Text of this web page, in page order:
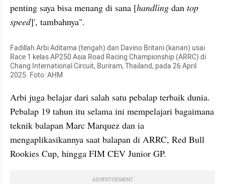
penting saya bisa menang di sana [handling dan top
speed]', tambahnya".
Fadillah Arbi Aditama (tengah) dan Davino Britani (kanan) usai
Race 1 kelas AP250 Asia Road Racing Championship (ARRC) di
Chang International Circuit, Buriram, Thailand, pada 26 April
2025. Foto: AHM
Arbi juga belajar dari salah satu pebalap terbaik dunia.
Pebalap 19 tahun itu selama ini mempelajari bagaimana
teknik balapan Marc Marquez dan ia
mengaplikasikannya saat balapan di ARRC, Red Bull
Rookies Cup, hingga FIM CEV Junior GP.
ADVERTISEMENT